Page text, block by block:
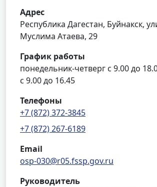
Адрес
Республика Дагестан, Буйнакск,
Муслима Атаева, 29
График работы
понедельник-четверг с 9.00 до
с 9.00 до 16.45
Телефоны
+7 (872) 372-3845
+7 (872) 267-6189
Email
osp-030@r05.fssp.gov.ru
Руководитель